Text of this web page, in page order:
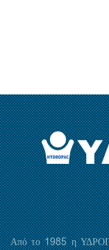
Από το 1985 η